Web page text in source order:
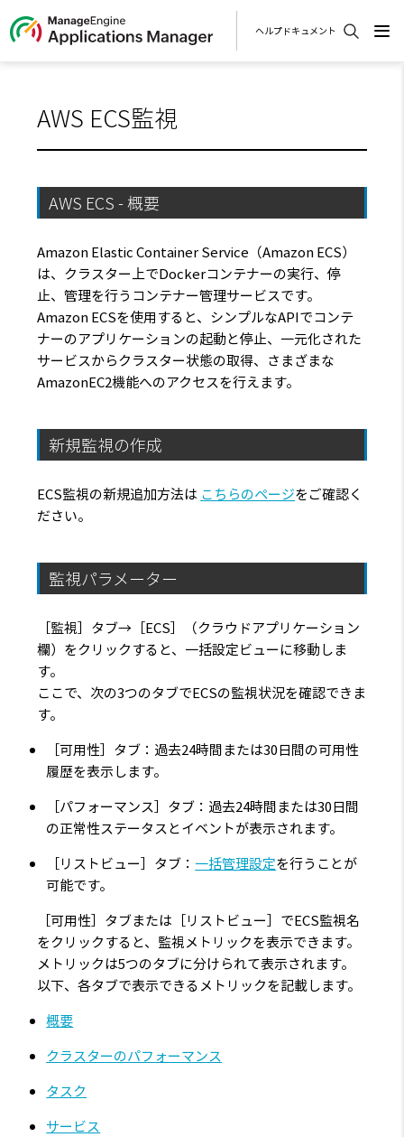
ヘルプドキュメント
AWS ECS監視
AWS ECS - 概要
Amazon Elastic Container Service（Amazon ECS）
は、クラスター上でDockerコンテナーの実行、停
止、管理を行うコンテナー管理サービスです。
Amazon ECSを使用すると、シンプルなAPIでコンテ
ナーのアプリケーションの起動と停止、一元化された
サービスからクラスター状態の取得、さまざまな
AmazonEC2機能へのアクセスを行えます。
新規監視の作成
ECS監視の新規追加方法は こちらのページをご確認く
ださい。
監視パラメーター
［監視］タブ→［ECS］（クラウドアプリケーション
欄）をクリックすると、一括設定ビューに移動しま
す。
ここで、次の3つのタブでECSの監視状況を確認できま
す。
［可用性］タブ：過去24時間または30日間の可用性
履歴を表示します。
［パフォーマンス］タブ：過去24時間または30日間
の正常性ステータスとイベントが表示されます。
［リストビュー］タブ： 一括管理設定を行うことが
可能です。
［可用性］タブまたは［リストビュー］でECS監視名
をクリックすると、監視メトリックを表示できます。
メトリックは5つのタブに分けられて表示されます。
以下、各タブで表示できるメトリックを記載します。
概要
クラスターのパフォーマンス
タスク
サービス